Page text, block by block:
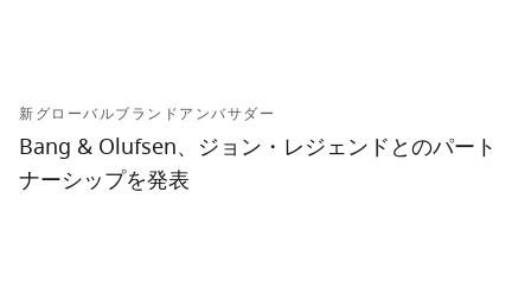
新グローバルブランドアンバサダー
Bang & Olufsen、ジョン・レジェンドとのパート
ナーシップを発表